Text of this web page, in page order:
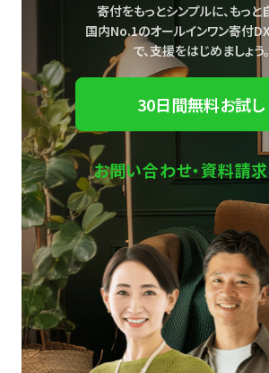
寄付をもっとシンプルに、もっと
国内No.1のオールインワン寄付
で、支援をはじめましょう。
30日間無料お試し
お問い合わせ・資料請求